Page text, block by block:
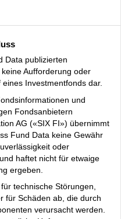
Data publizierten
Aufforderung oder
Investmentfonds dar.
und
Fondsanbietern
AG («SIX FI») übernimmt
Fund Data keine Gewähr
oder
haftet nicht für etwaige
ergeben.
technische Störungen,
für Schäden ab, die durch
verursacht werden.